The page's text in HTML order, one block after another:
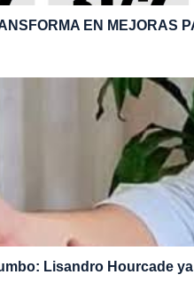
EN MEJORAS
Lisandro Hourcade